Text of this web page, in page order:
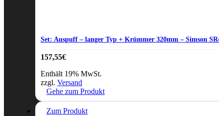
Set: Auspuff – langer Typ + Krümmer 320mm – Simson
157,55€
Enthält 19% MwSt.
zzgl. Versand
Gehe zum Produkt
Zum Produkt